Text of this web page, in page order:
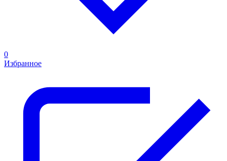
0
Избранное